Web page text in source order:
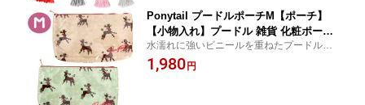
Ponytail プードルポーチM【ポーチ】
【小物入れ】プードル 雑貨 化粧ポーチ
コスメポーチ メイクポーチ メイクケー
ス ビニールポーチ 旅行 かわいい 小物
水濡れに強いビニールを重ねたプードル柄
ポーチ。【ドッグ 犬グッズ 雑貨 プード
ル】
1,980円